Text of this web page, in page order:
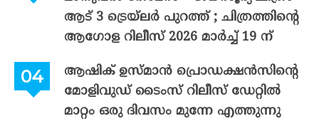
ആട് 3 ട്രെയ്‌ലർ പുറത്ത് ; ചിത്രത്തിന്റെ
ആഗോള റിലീസ് 2026 മാർച്ച് 19 ന്
ആഷിക് ഉസ്മാൻ പ്രൊഡക്ഷൻസിന്റെ
മോളിവുഡ് ടൈംസ് റിലീസ് ഡേറ്റിൽ
മാറ്റം ഒരു ദിവസം മുന്നേ എത്തുന്നു